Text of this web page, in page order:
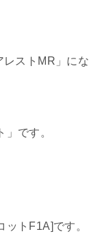
レストMR」にな
です。
トF1A]です。